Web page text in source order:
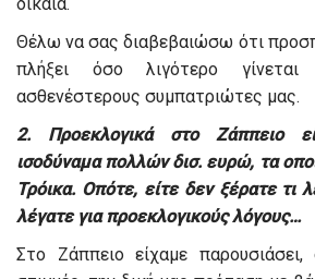
Θέλω να σας διαβεβαιώσω ότι
πλήξει όσο λιγότερο γίνεται
ασθενέστερους συμπατριώτες μας.
2. Προεκλογικά στο Ζάππειο
ισοδύναμα πολλών δισ. ευρώ, τα
Τρόικα. Οπότε, είτε δεν ξέρατε τι
λέγατε για προεκλογικούς λόγους…
Στο Ζάππειο είχαμε παρουσιάσει,